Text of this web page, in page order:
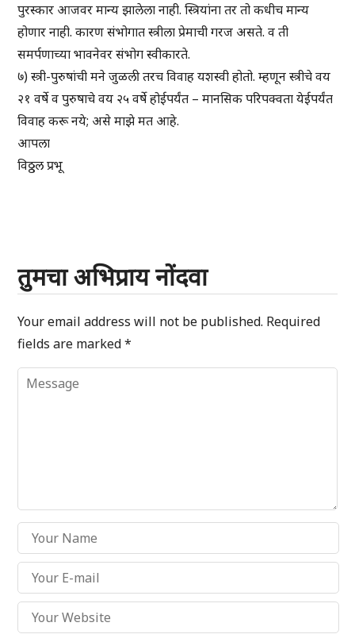
पुरस्कार आजवर मान्य झालेला नाही. स्त्रियांना तर तो कधीच मान्य
होणार नाही. कारण संभोगात स्त्रीला प्रेमाची गरज असते. व ती
समर्पणाच्या भावनेवर संभोग स्वीकारते.
७) स्त्री-पुरुषांची मने जुळली तरच विवाह यशस्वी होतो. म्हणून स्त्रीचे वय
२१ वर्षे व पुरुषाचे वय २५ वर्षे होईपर्यंत – मानसिक परिपक्वता येईपर्यंत
विवाह करू नये; असे माझे मत आहे.
आपला
विठ्ठल प्रभू
तुमचा अभिप्राय नोंदवा
Your email address will not be published. Required
fields are marked*